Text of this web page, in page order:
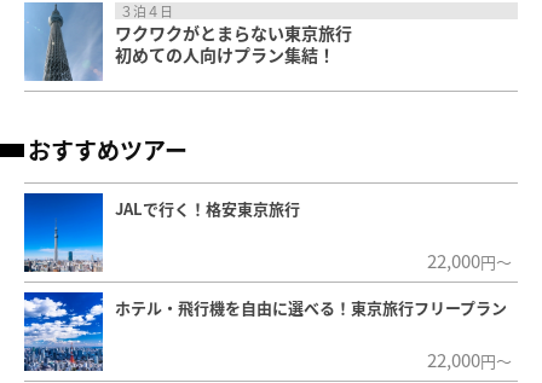
３泊４日
ワクワクがとまらない東京旅行
初めての人向けプラン集結！
おすすめツアー
JALで行く！格安東京旅行
22,000円～
ホテル・飛行機を自由に選べる！東京旅行フリープラン
22,000円～